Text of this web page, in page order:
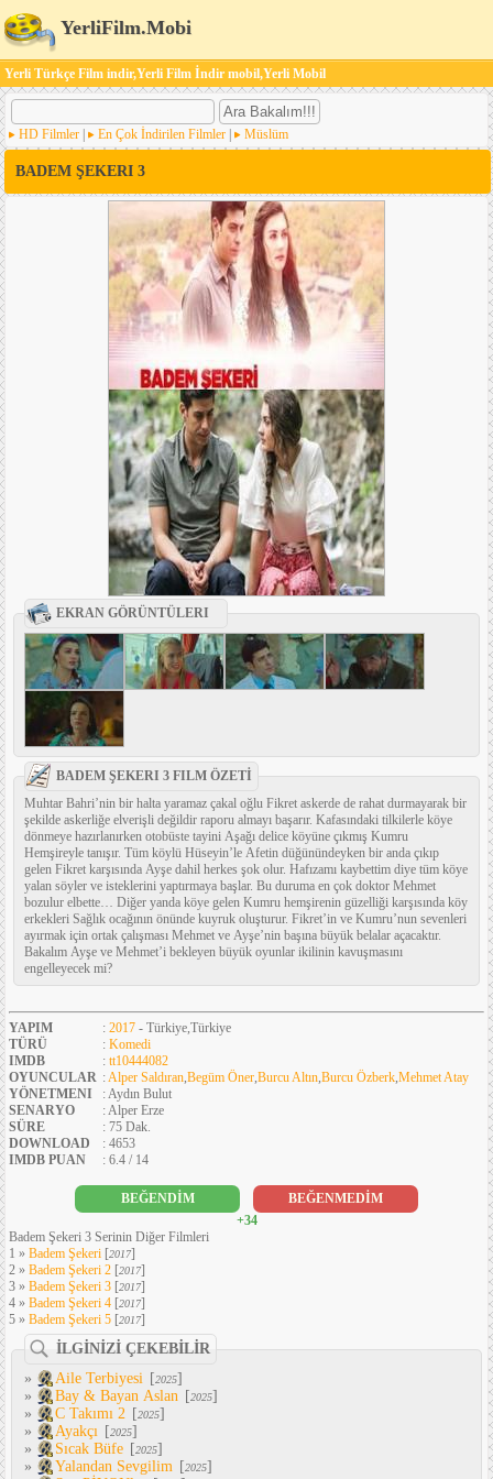
YerliFilm.Mobi
Yerli Türkçe Film indir,Yerli Film İndir mobil,Yerli Mobil
HD Filmler En Çok İndirilen Filmler Müslüm
BADEM ŞEKERI 3
EKRAN GÖRÜNTÜLERI
BADEM ŞEKERI 3 FILM ÖZETİ
Muhtar Bahri’nin bir halta yaramaz çakal oğlu Fikret askerde de rahat durmayarak bir
şekilde askerliğe elverişli değildir raporu almayı başarır. Kafasındaki tilkilerle köye
dönmeye hazırlanırken otobüste tayini Aşağı delice köyüne çıkmış Kumru
Hemşireyle tanışır. Tüm köylü Hüseyin’le Afetin düğünündeyken bir anda çıkıp
gelen Fikret karşısında Ayşe dahil herkes şok olur. Hafızamı kaybettim diye tüm köye
yalan söyler ve isteklerini yaptırmaya başlar. Bu duruma en çok doktor Mehmet
bozulur elbette… Diğer yanda köye gelen Kumru hemşirenin güzelliği karşısında köy
erkekleri Sağlık ocağının önünde kuyruk oluşturur. Fikret’in ve Kumru’nun sevenleri
ayırmak için ortak çalışması Mehmet ve Ayşe’nin başına büyük belalar açacaktır.
Bakalım Ayşe ve Mehmet’i bekleyen büyük oyunlar ikilinin kavuşmasını
engelleyecek mi?
YAPIM : 2017 - Türkiye,Türkiye
TÜRÜ
: Komedi
IMDB
: tt10444082
OYUNCULAR :Alper Saldıran,Begüm Öner,Burcu Altın,Burcu Özberk,Mehmet Atay
YÖNETMENI
: Aydın Bulut
SENARYO
: Alper Erze
SÜRE
: 75 Dak.
DOWNLOAD
: 4653
IMDB PUAN
: 6.4 / 14
BEĞENDİM
BEĞENMEDİM
+34
Badem Şekeri 3 Serinin Diğer Filmleri
1 » Badem Şekeri [2017]
2 » Badem Şekeri 2 [2017]
3 » Badem Şekeri 3 [2017]
4 » Badem Şekeri 4 [2017]
5 » Badem Şekeri 5 [2017]
İLGİNİZİ ÇEKEBİLİR
»
Aile Terbiyesi [2025]
»
Bay & Bayan Aslan [2025]
»
C Takımı 2 [2025]
»
Ayakçı [2025]
»
Sıcak Büfe [2025]
»
Yalandan Sevgilim [2025]